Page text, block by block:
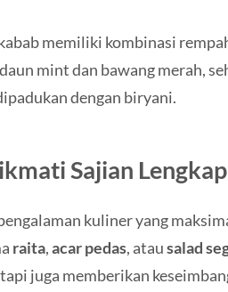
memiliki kombinasi
mint dan bawang merah,
dengan biryani.
Sajian Lengkap
kuliner yang
raita,acar pedas, atausalad
juga memberikan